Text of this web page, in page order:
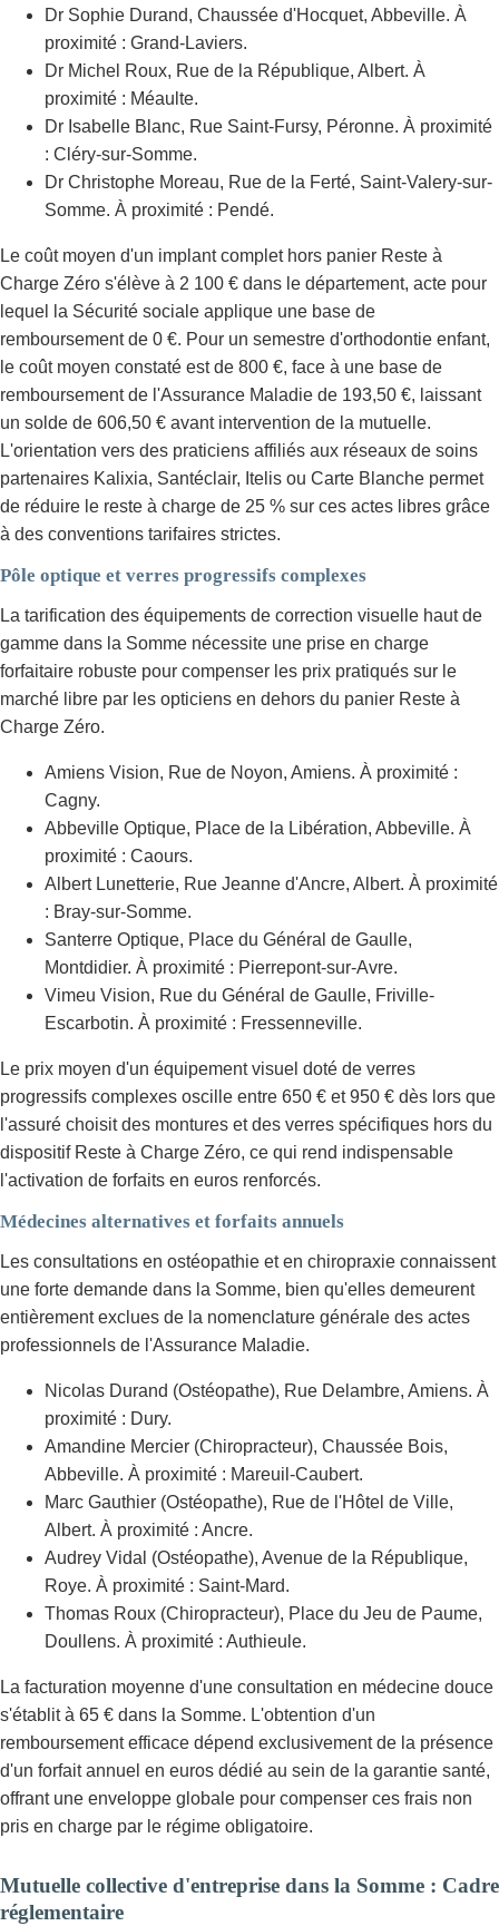
Dr Sophie Durand, Chaussée d'Hocquet, Abbeville. À
proximité : Grand-Laviers.
Dr Michel Roux, Rue de la République, Albert. À
proximité : Méaulte.
Dr Isabelle Blanc, Rue Saint-Fursy, Péronne. À proximité
: Cléry-sur-Somme.
Dr Christophe Moreau, Rue de la Ferté, Saint-Valery-sur-
Somme. À proximité : Pendé.
Le coût moyen d'un implant complet hors panier Reste à
Charge Zéro s'élève à 2 100 € dans le département, acte pour
lequel la Sécurité sociale applique une base de
remboursement de 0 €. Pour un semestre d'orthodontie enfant,
le coût moyen constaté est de 800 €, face à une base de
remboursement de l'Assurance Maladie de 193,50 €, laissant
un solde de 606,50 € avant intervention de la mutuelle.
L'orientation vers des praticiens affiliés aux réseaux de soins
partenaires Kalixia, Santéclair, Itelis ou Carte Blanche permet
de réduire le reste à charge de 25 % sur ces actes libres grâce
à des conventions tarifaires strictes.
Pôle optique et verres progressifs complexes
La tarification des équipements de correction visuelle haut de
gamme dans la Somme nécessite une prise en charge
forfaitaire robuste pour compenser les prix pratiqués sur le
marché libre par les opticiens en dehors du panier Reste à
Charge Zéro.
Amiens Vision, Rue de Noyon, Amiens. À proximité :
Cagny.
Abbeville Optique, Place de la Libération, Abbeville. À
proximité : Caours.
Albert Lunetterie, Rue Jeanne d'Ancre, Albert. À proximité
: Bray-sur-Somme.
Santerre Optique, Place du Général de Gaulle,
Montdidier. À proximité : Pierrepont-sur-Avre.
Vimeu Vision, Rue du Général de Gaulle, Friville-
Escarbotin. À proximité : Fressenneville.
Le prix moyen d'un équipement visuel doté de verres
progressifs complexes oscille entre 650 € et 950 € dès lors que
l'assuré choisit des montures et des verres spécifiques hors du
dispositif Reste à Charge Zéro, ce qui rend indispensable
l'activation de forfaits en euros renforcés.
Médecines alternatives et forfaits annuels
Les consultations en ostéopathie et en chiropraxie connaissent
une forte demande dans la Somme, bien qu'elles demeurent
entièrement exclues de la nomenclature générale des actes
professionnels de l'Assurance Maladie.
Nicolas Durand (Ostéopathe), Rue Delambre, Amiens. À
proximité : Dury.
Amandine Mercier (Chiropracteur), Chaussée Bois,
Abbeville. À proximité : Mareuil-Caubert.
Marc Gauthier (Ostéopathe), Rue de l'Hôtel de Ville,
Albert. À proximité : Ancre.
Audrey Vidal (Ostéopathe), Avenue de la République,
Roye. À proximité : Saint-Mard.
Thomas Roux (Chiropracteur), Place du Jeu de Paume,
Doullens. À proximité : Authieule.
La facturation moyenne d'une consultation en médecine douce
s'établit à 65 € dans la Somme. L'obtention d'un
remboursement efficace dépend exclusivement de la présence
d'un forfait annuel en euros dédié au sein de la garantie santé,
offrant une enveloppe globale pour compenser ces frais non
pris en charge par le régime obligatoire.
Mutuelle collective d'entreprise dans la Somme : Cadre
réglementaire